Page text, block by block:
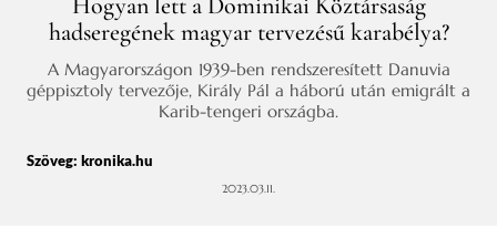
hadseregének magyar tervezésű karabélya?
A Magyarországon 1939-ben rendszeresített Danuvia
géppisztoly tervezője, Király Pál a háború után emigrált a
Karib-tengeri országba.
Szöveg: kronika.hu
2023.03.11.